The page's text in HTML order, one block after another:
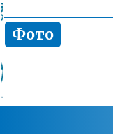
Фото